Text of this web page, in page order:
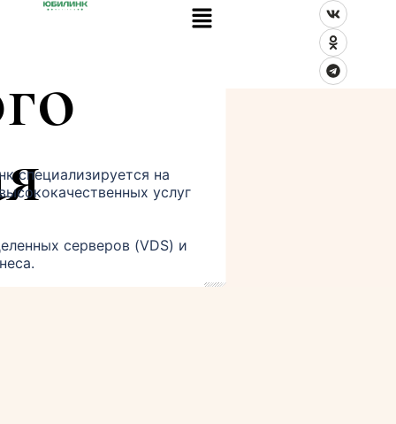
специализируется на
услуг
серверов (VDS) и